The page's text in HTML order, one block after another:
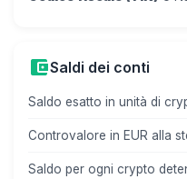
account_balance_walletSaldi dei conti
Saldo esatto in unità di
Controvalore in EUR alla
Saldo per ogni crypto